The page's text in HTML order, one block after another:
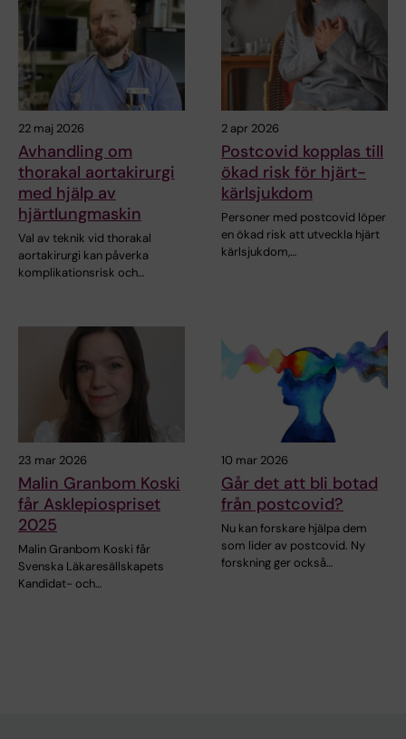
22 maj 2026
Avhandling om
thorakal aortakirurgi
med hjälp av
hjärtlungmaskin
Val av teknik vid thorakal
aortakirurgi kan påverka
komplikationsrisk och…
2 apr 2026
Postcovid kopplas till
ökad risk för hjärt-
kärlsjukdom
Personer med postcovid löper
en ökad risk att utveckla hjärt
kärlsjukdom,…
23 mar 2026
Malin Granbom Koski
får Asklepiospriset
2025
Malin Granbom Koski får
Svenska Läkaresällskapets
Kandidat- och…
10 mar 2026
Går det att bli botad
från postcovid?
Nu kan forskare hjälpa dem
som lider av postcovid. Ny
forskning ger också…